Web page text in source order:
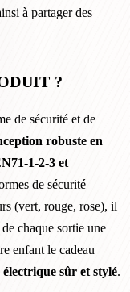
à partager des
?
de sécurité et de
robuste en
1-2-3 et
de sécurité
(vert, rouge, rose), il
chaque sortie une
enfant le cadeau
électrique sûr et stylé.